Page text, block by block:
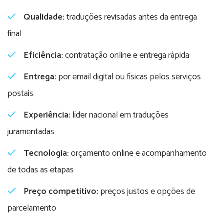
Qualidade:traduções revisadas antes da entrega
final
Eficiência:contratação online e entrega rápida
Entrega: por email digital ou físicas pelos serviços
postais.
Experiência: líder nacional em traduções
juramentadas
Tecnologia:orçamento online e acompanhamento
de todas as etapas
Preço competitivo: preços justos e opções de
parcelamento